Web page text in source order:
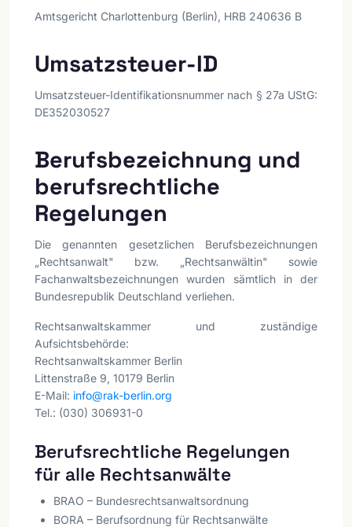
Amtsgericht Charlottenburg (Berlin), HRB 240636 B
Umsatzsteuer-ID
Umsatzsteuer-Identifikationsnummer nach § 27a UStG:
DE352030527
Berufsbezeichnung und
berufsrechtliche
Regelungen
Die genannten gesetzlichen Berufsbezeichnungen
„Rechtsanwalt" bzw. „Rechtsanwältin" sowie
Fachanwaltsbezeichnungen wurden sämtlich in der
Bundesrepublik Deutschland verliehen.
Rechtsanwaltskammer und zuständige
Aufsichtsbehörde:
Rechtsanwaltskammer Berlin
Littenstraße 9, 10179 Berlin
E-Mail: info@rak-berlin.org
Tel.: (030) 306931-0
Berufsrechtliche Regelungen
für alle Rechtsanwälte
BRAO – Bundesrechtsanwaltsordnung
BORA – Berufsordnung für Rechtsanwälte